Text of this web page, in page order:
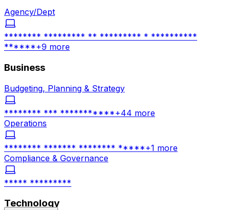
Agency/Dept
******** ********* ** ********* * **********
******+9 more
Business
Budgeting, Planning & Strategy
******** *** ***********+44 more
Operations
******** ******* ******** *****+1 more
Compliance & Governance
***** *********
Technology